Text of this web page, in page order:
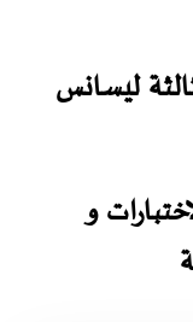
ليسانس
و